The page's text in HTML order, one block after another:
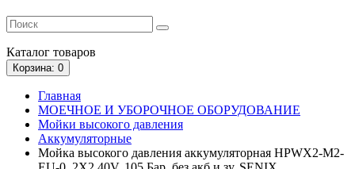
Каталог товаров
Корзина: 0
Главная
МОЕЧНОЕ И УБОРОЧНОЕ ОБОРУДОВАНИЕ
Мойки высокого давления
Аккумуляторные
Мойка высокого давления аккумуляторная HPWX2-M2-